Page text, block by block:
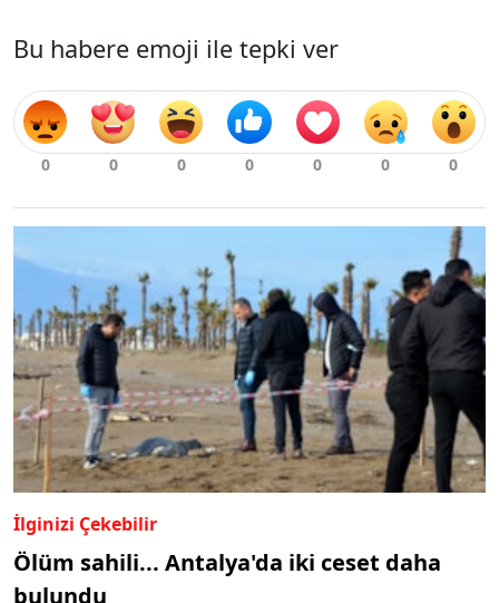
Bu habere emoji ile tepki ver
İlginizi Çekebilir
Ölüm sahili... Antalya'da iki ceset daha
bulundu